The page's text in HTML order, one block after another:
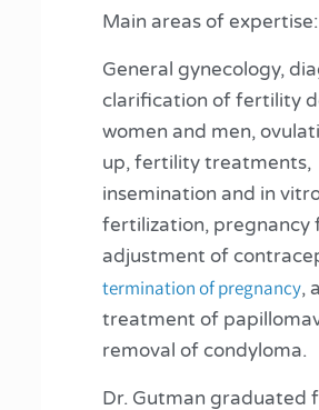
Main areas of expertise:
General gynecology,
clarification of fertility
women and men,
up, fertility treatments,
insemination and in
fertilization, pregnancy
adjustment of
termination of pregnancy,
treatment of
removal of condyloma.
Dr. Gutman graduated